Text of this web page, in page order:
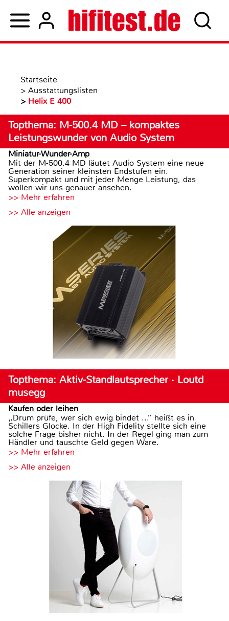
Startseite
> Ausstattungslisten
> Helix E 400
Topthema: M-500.4 MD – kompaktes
Leistungswunder von Audio System
Miniatur-Wunder-Amp
Mit der M-500.4 MD läutet Audio System eine neue
Generation seiner kleinsten Endstufen ein.
Superkompakt und mit jeder Menge Leistung, das
wollen wir uns genauer ansehen.
>> Mehr erfahren
>> Alle anzeigen
Topthema: Aktiv-Standlautsprecher · Loutd
musegg
Kaufen oder leihen
„Drum prüfe, wer sich ewig bindet ...“ heißt es in
Schillers Glocke. In der High Fidelity stellte sich eine
solche Frage bisher nicht. In der Regel ging man zum
Händler und tauschte Geld gegen Ware.
>> Mehr erfahren
>> Alle anzeigen